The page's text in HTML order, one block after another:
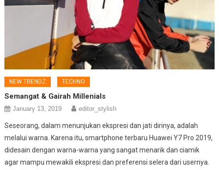
NEW TRENDZ TECHNO
Semangat & Gairah Millenials
January 13, 2019 editor_stylish
Seseorang, dalam menunjukan ekspresi dan jati dirinya, adalah
melalui warna. Karena itu, smartphone terbaru Huawei Y7 Pro 2019,
didesain dengan warna-warna yang sangat menarik dan ciamik
agar mampu mewakili ekspresi dan preferensi selera dari usernya.